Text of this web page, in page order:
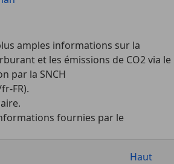
amples informations sur la
et les émissions de CO2 via le
par la SNCH
FR).
fournies par le
Haut